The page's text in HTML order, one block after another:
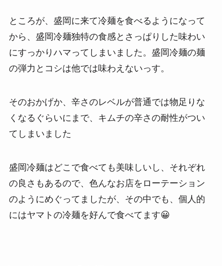
ところが、盛岡に来て冷麺を食べるようになって
から、盛岡冷麺独特の食感とさっぱりした味わい
にすっかりハマってしまいました。盛岡冷麺の麺
の弾力とコシは他では味わえないっす。
そのおかげか、辛さのレベルが普通では物足りな
くなるぐらいにまで、キムチの辛さの耐性がつい
てしまいました
盛岡冷麺はどこで食べても美味しいし、それぞれ
の良さもあるので、色んなお店をローテーション
のようにめぐってましたが、その中でも、個人的
にはヤマトの冷麺を好んで食べてます😀